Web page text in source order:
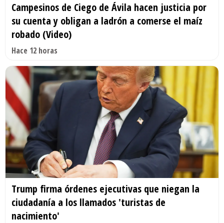
Campesinos de Ciego de Ávila hacen justicia por
su cuenta y obligan a ladrón a comerse el maíz
robado (Video)
Hace 12 horas
Trump firma órdenes ejecutivas que niegan la
ciudadanía a los llamados 'turistas de
nacimiento'